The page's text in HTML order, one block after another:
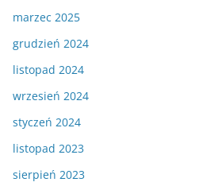
marzec 2025
grudzień 2024
listopad 2024
wrzesień 2024
styczeń 2024
listopad 2023
sierpień 2023